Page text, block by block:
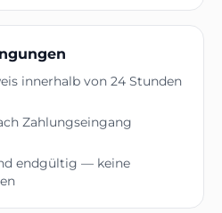
innerhalb von 24 Stunden
Zahlungseingang
endgültig — keine